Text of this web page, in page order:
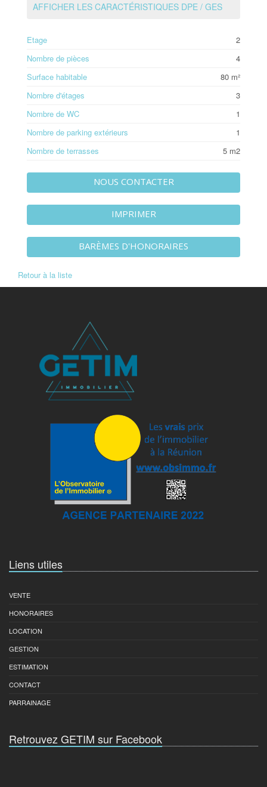
AFFICHER LES CARACTÉRISTIQUES DPE / GES
Etage
2
Nombre de pièces
4
Surface habitable
80 m²
Nombre d'étages
3
Nombre de WC
1
Nombre de parking extérieurs
1
Nombre de terrasses
5 m2
NOUS CONTACTER
IMPRIMER
BARÈMES D'HONORAIRES
Retour à la liste
Liens utiles
VENTE
HONORAIRES
LOCATION
GESTION
ESTIMATION
CONTACT
PARRAINAGE
Retrouvez GETIM sur Facebook